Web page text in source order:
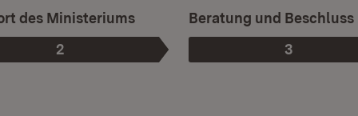
Phase
2
:
des Ministeriums
Phase
3
:
Beratung und Beschluss